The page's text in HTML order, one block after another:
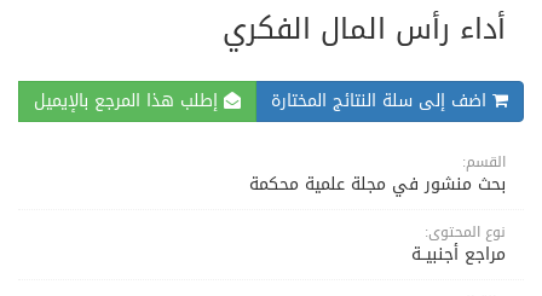
أداء رأس المال الفكري
اضف إلى سلة النتائج المختارة إطلب هذا المرجع بالإيميل
القسم:
بحث منشور في مجلة علمية محكمة
نوع المحتوى:
مراجع أجنبيــة